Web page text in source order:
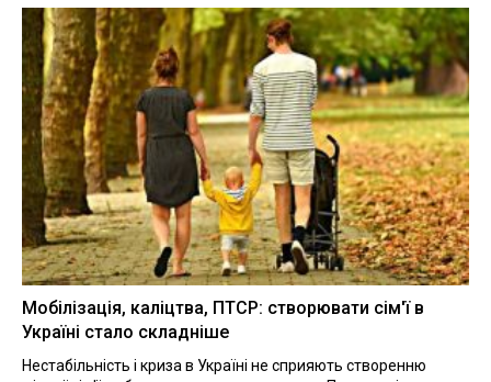
Мобілізація, каліцтва, ПТСР: створювати сім'ї в
Україні стало складніше
Нестабільність і криза в Україні не сприяють створенню